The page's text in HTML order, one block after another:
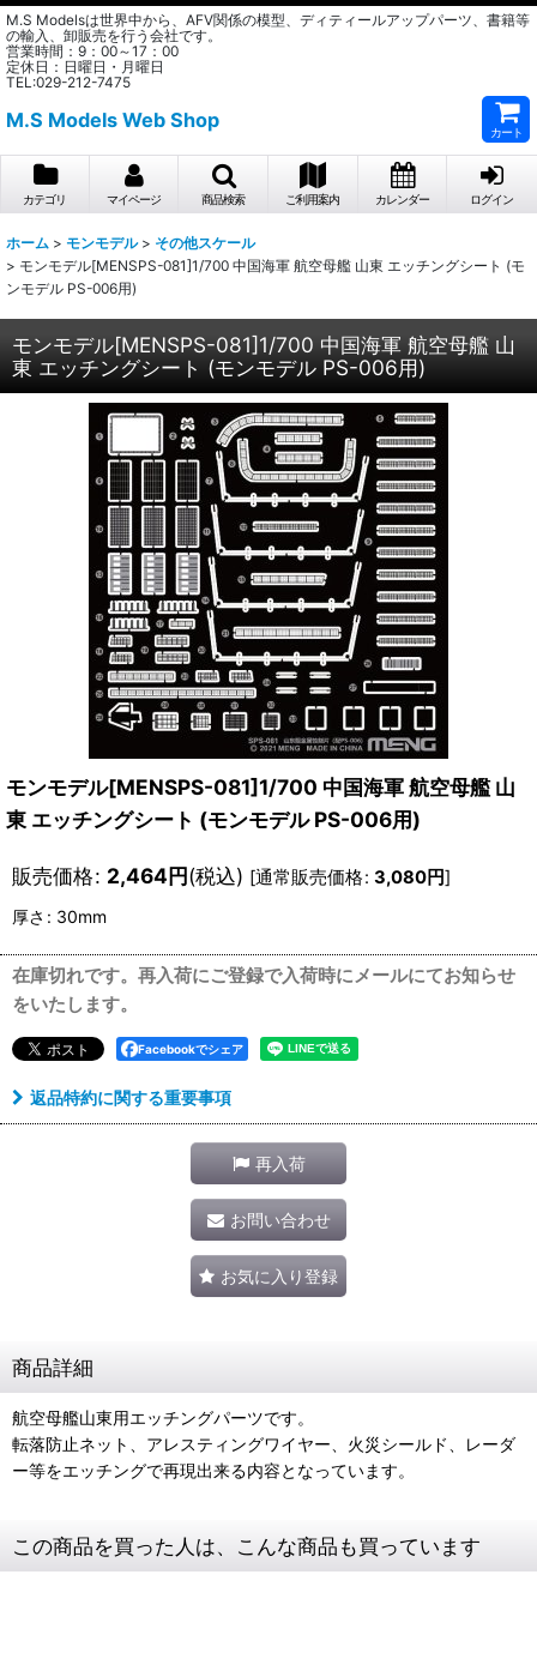
M.S Modelsは世界中から、AFV関係の模型、ディティールアップパーツ、書籍等
の輸入、卸販売を行う会社です。
営業時間：9：00～17：00
定休日：日曜日・月曜日
TEL:029-212-7475
M.S Models Web Shop
カート
カテゴリ マイページ 商品検索 ご利用案内 カレンダー ログイン
ホーム > モンモデル > その他スケール
> モンモデル[MENSPS-081]1/700 中国海軍 航空母艦 山東 エッチングシート (モ
ンモデル PS-006用)
モンモデル[MENSPS-081]1/700 中国海軍 航空母艦 山
東 エッチングシート (モンモデル PS-006用)
モンモデル[MENSPS-081]1/700 中国海軍 航空母艦 山
東 エッチングシート (モンモデル PS-006用)
販売価格: 2,464円(税込) [通常販売価格: 3,080円]
厚さ : 30mm
在庫切れです。再入荷にご登録で入荷時にメールにてお知らせ
をいたします。
Facebookでシェア
返品特約に関する重要事項
再入荷
お問い合わせ
お気に入り登録
商品詳細
航空母艦山東用エッチングパーツです。
転落防止ネット、アレスティングワイヤー、火災シールド、レーダ
ー等をエッチングで再現出来る内容となっています。
この商品を買った人は、こんな商品も買っています